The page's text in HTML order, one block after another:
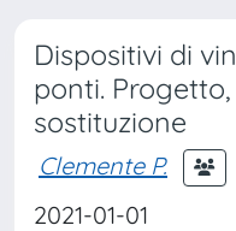
Dispositivi di
ponti.
sostituzione
Clemente P.
2021-01-01